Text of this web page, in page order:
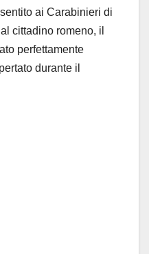
ai Carabinieri di
cittadino romeno, il
perfettamente
durante il